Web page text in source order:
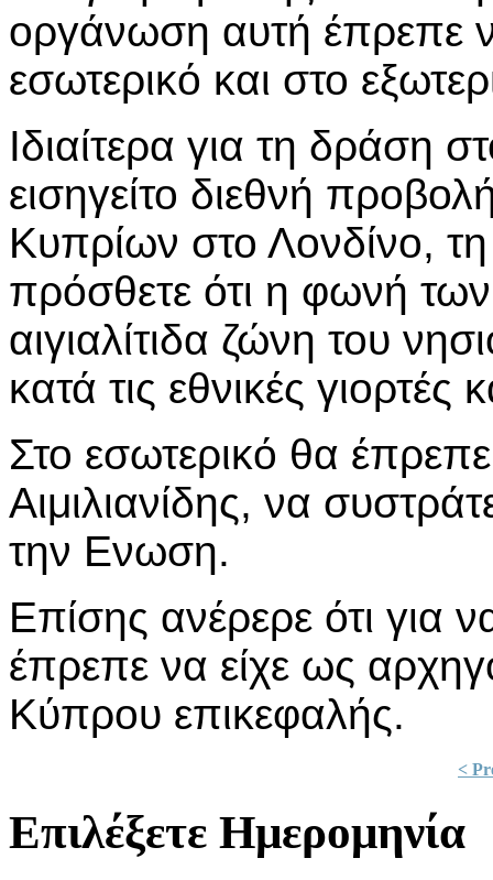
οργάνωση αυτή έπρεπε
εσωτερικό και στο
Ιδιαίτερα για τη δράση
εισηγείτο διεθνή
Κυπρίων στο Λονδίνο,
πρόσθετε ότι η φωνή
αιγιαλίτιδα ζώνη του
κατά τις εθνικές γιορτές
Στο εσωτερικό θα
Αιμιλιανίδης, να
την Ενωση.
Επίσης ανέρερε ότι για
έπρεπε να είχε ως
Κύπρου επικεφαλής.
<
Επιλέξετε Ημερομηνία